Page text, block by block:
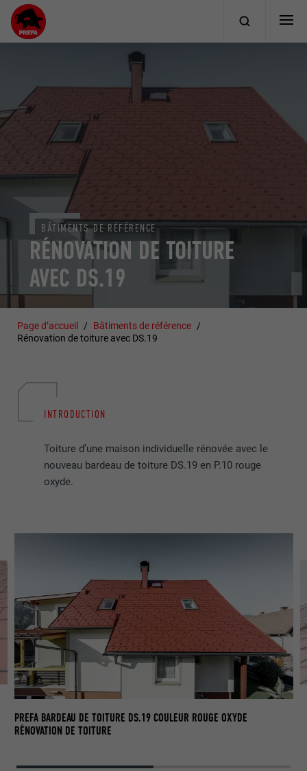
RÉNOVATION DE TOITURE
AVEC DS.19
BÂTIMENTS DE RÉFÉRENCE
Page d’accueil
Bâtiments de référence
Rénovation de toiture avec DS.19
INTRODUCTION
Toiture d’une maison individuelle rénovée avec le
nouveau bardeau de toiture DS.19 en P.10 rouge
oxyde.
PREFA BARDEAU DE TOITURE DS.19 COULEUR ROUGE OXYDE
RÉNOVATION DE TOITURE